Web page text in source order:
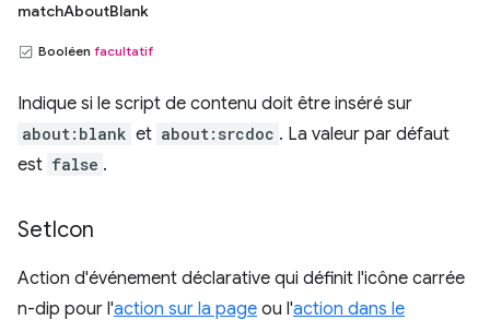
matchAboutBlank
Booléen facultatif
Indique si le script de contenu doit être inséré sur
about:blank et about:srcdoc . La valeur par défaut
est false .
SetIcon
Action d'événement déclarative qui définit l'icône carrée
n-dip pour l'action sur la page ou l'action dans le